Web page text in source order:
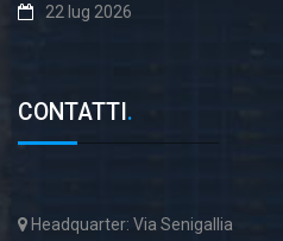
22 lug 2026
CONTATTI .
Headquarter: Via Senigallia